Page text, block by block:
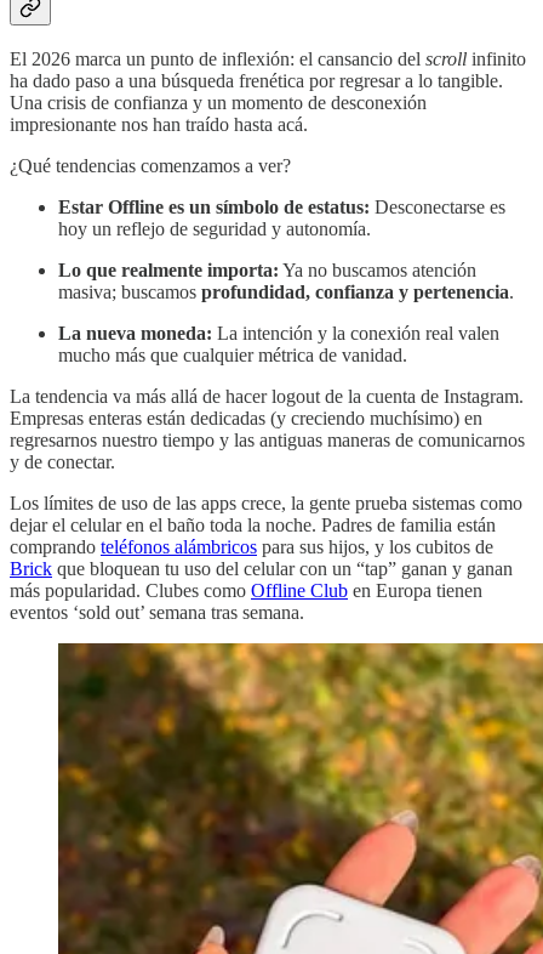
El 2026 marca un punto de inflexión: el cansancio del scroll infinito
ha dado paso a una búsqueda frenética por regresar a lo tangible.
Una crisis de confianza y un momento de desconexión
impresionante nos han traído hasta acá.
¿Qué tendencias comenzamos a ver?
Estar Offline es un símbolo de estatus: Desconectarse es
hoy un reflejo de seguridad y autonomía.
Lo que realmente importa: Ya no buscamos atención
masiva; buscamos profundidad, confianza y pertenencia.
La nueva moneda: La intención y la conexión real valen
mucho más que cualquier métrica de vanidad.
La tendencia va más allá de hacer logout de la cuenta de Instagram.
Empresas enteras están dedicadas (y creciendo muchísimo) en
regresarnos nuestro tiempo y las antiguas maneras de comunicarnos
y de conectar.
Los límites de uso de las apps crece, la gente prueba sistemas como
dejar el celular en el baño toda la noche. Padres de familia están
comprando teléfonos alámbricos para sus hijos, y los cubitos de
Brick que bloquean tu uso del celular con un “tap” ganan y ganan
más popularidad. Clubes como Offline Club en Europa tienen
eventos ‘sold out’ semana tras semana.